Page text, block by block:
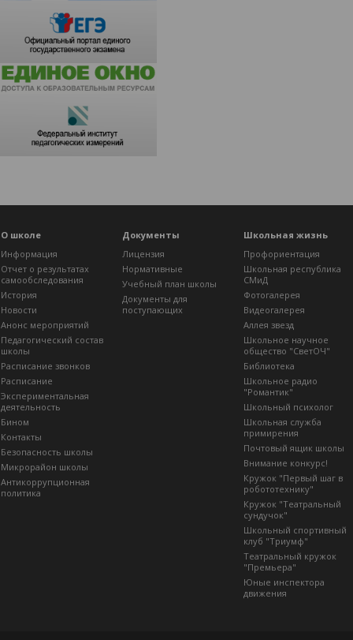
О школе
Информация
Отчет о результатах
самообследования
История
Новости
Анонс мероприятий
Педагогический состав
школы
Расписание звонков
Расписание
Экспериментальная
деятельность
Бином
Контакты
Безопасность школы
Микрорайон школы
Антикоррупционная
политика
Документы
Лицензия
Нормативные
Учебный план школы
Документы для
поступающих
Школьная жизнь
Профориентация
Школьная республика
СМиД
Фотогалерея
Видеогалерея
Аллея звезд
Школьное научное
общество "СветОЧ"
Библиотека
Школьное радио
"Романтик"
Школьный психолог
Школьная служба
примирения
Почтовый ящик школы
Внимание конкурс!
Кружок "Первый шаг в
робототехнику"
Кружок "Театральный
сундучок"
Школьный спортивный
клуб "Триумф"
Театральный кружок
"Премьера"
Юные инспектора
движения